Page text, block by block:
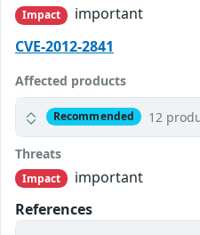
Impact
important
CVE-2012-2841
Affected products
Recommended 12
Threats
Impact
important
References